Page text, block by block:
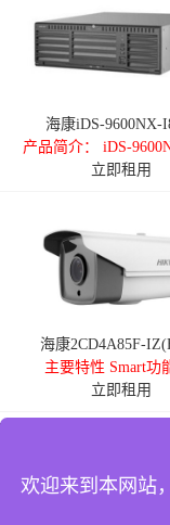
海康iDS-9600NX-
产品简介： iDS-
立即租用
海康2CD4A85F-
主要特性 Smart功
立即租用
24小时热线： 4008-400-
周一至周日 08:00-24:00
欢迎来到本网站